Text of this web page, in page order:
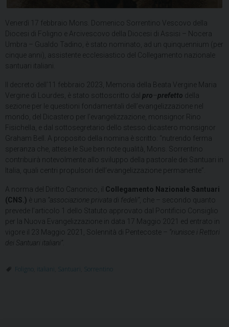
Venerdì 17 febbraio Mons. Domenico Sorrentino Vescovo della
Diocesi di Foligno e Arcivescovo della Diocesi di Assisi – Nocera
Umbra – Gualdo Tadino, è stato nominato, ad un quinquennium (per
cinque anni), assistente ecclesiastico del Collegamento nazionale
santuari italiani.
Il decreto dell’11 febbraio 2023, Memoria della Beata Vergine Maria
Vergine di Lourdes, è stato sottoscritto dal pro prefetto della
sezione per le questioni fondamentali dell’evangelizzazione nel
mondo, del Dicastero per l’evangelizzazione, monsignor Rino
Fisichella, e dal sottosegretario dello stesso dicastero monsignor
Graham Bell. A proposito della nomina è scritto: “nutrendo ferma
speranza che, attese le Sue ben note qualità, Mons. Sorrentino
contribuirà notevolmente allo sviluppo della pastorale dei Santuari in
Italia, quali centri propulsori dell’evangelizzazione permanente”.
A norma del Diritto Canonico, il Collegamento Nazionale Santuari
(CNS.) è una “associazione privata di fedeli”, che – secondo quanto
prevede l’articolo 1 dello Statuto approvato dal Pontificio Consiglio
per la Nuova Evangelizzazione in data 17 Maggio 2021 ed entrato in
vigore il 23 Maggio 2021, Solennità di Pentecoste –
“riunisce i Rettori
dei Santuari italiani”
Foligno italiani Santuari Sorrentino